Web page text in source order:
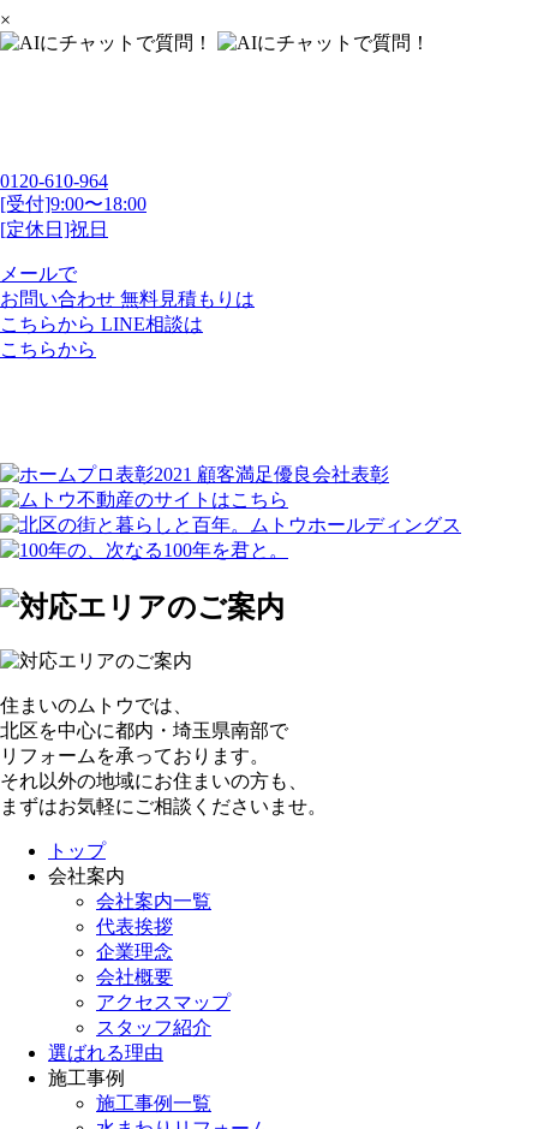
×
0120-610-964
[受付]9:00〜18:00
[定休日]祝日
メールで
お問い合わせ 無料見積もりは
こちらから LINE相談は
こちらから
住まいのムトウでは、
北区を中心に都内・埼玉県南部で
リフォームを承っております。
それ以外の地域にお住まいの方も、
まずはお気軽にご相談くださいませ。
トップ
会社案内
会社案内一覧
代表挨拶
企業理念
会社概要
アクセスマップ
スタッフ紹介
選ばれる理由
施工事例
施工事例一覧